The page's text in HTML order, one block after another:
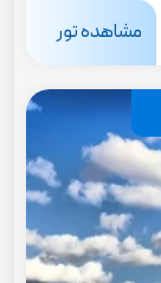
مشاهده تور